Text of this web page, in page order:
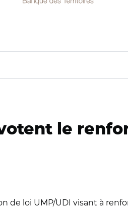
le
de loi UMP/UDI visant à